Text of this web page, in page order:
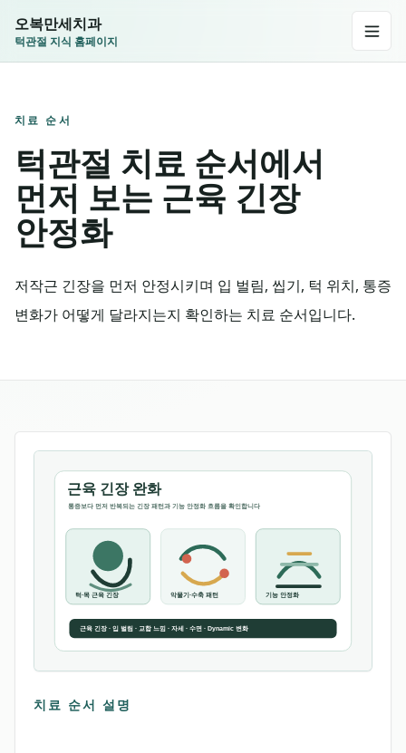
오복만세치과
턱관절 지식 홈페이지
치료 순서
턱관절 치료 순서에서
먼저 보는 근육 긴장
안정화
저작근 긴장을 먼저 안정시키며 입 벌림, 씹기, 턱 위치, 통증
변화가 어떻게 달라지는지 확인하는 치료 순서입니다.
치료 순서 설명